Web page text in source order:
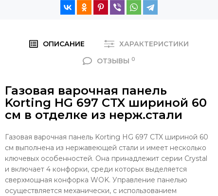
ОПИСАНИЕ
ХАРАКТЕРИСТИКИ
ОТЗЫВЫ 0
Газовая варочная панель
Korting HG 697 CTX шириной 60
см в отделке из нерж.стали
Газовая варочная панель Korting HG 697 CTX шириной 60
см выполнена из нержавеющей стали и имеет несколько
ключевых особенностей. Она принадлежит серии Crystal
и включает 4 конфорки, среди которых выделяется
сверхмощная конфорка WOK. Управление панелью
осуществляется механически, с использованием